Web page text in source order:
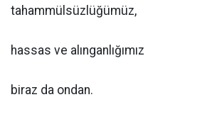
tahammülsüzlüğümüz,
hassas ve alınganlığımız
biraz da ondan.